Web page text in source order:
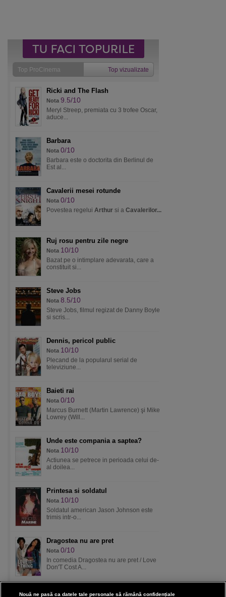
Top ProCinema Top vizualizate
Ricki and The Flash
Nota 9.5/10
Meryl Streep, premiata cu 3 trofee Oscar,
aduce...
Barbara
Nota 0/10
Barbara este o doctorita din Berlinul de
Est al...
Cavalerii mesei rotunde
Nota 0/10
Povestea regelui Arthur si a Cavalerilor...
Ruj rosu pentru zile negre
Nota 10/10
Bazat pe o intimplare adevarata, care a
constituit si...
Steve Jobs
Nota 8.5/10
Steve Jobs, filmul regizat de Danny Boyle
si scris...
Dennis, pericol public
Nota 10/10
Plecand de la popularul serial de
televiziune...
Baieti rai
Nota 0/10
Marcus Burnett (Martin Lawrence) şi Mike
Lowrey (Will...
Unde este compania a saptea?
Nota 10/10
Actiunea se petrece in perioada celui de-
al doilea...
Printesa si soldatul
Nota 10/10
Soldatul american Jason Johnson este
trimis intr-o...
Dragostea nu are pret
Nota 0/10
In comedia Dragostea nu are pret / Love
Don'T Cost A...
Nouă ne pasă ca datele tale personale să rămână confidențiale